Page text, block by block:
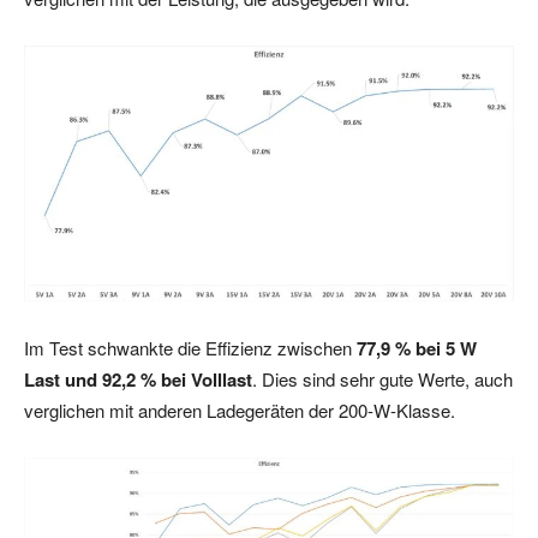
Im Test schwankte die Effizienz zwischen77,9 % bei 5 W
Last und 92,2 % bei Volllast. Dies sind sehr gute Werte, auch
verglichen mit anderen Ladegeräten der 200-W-Klasse.